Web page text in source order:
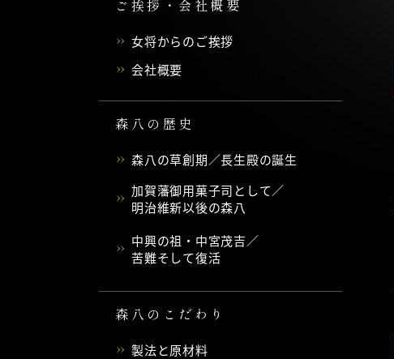
ご挨拶・会社概要
女将からのご挨拶
会社概要
森八の歴史
森八の草創期／長生殿の誕生
加賀藩御用菓子司として／
明治維新以後の森八
中興の祖・中宮茂吉／
苦難そして復活
森八のこだわり
製法と原材料